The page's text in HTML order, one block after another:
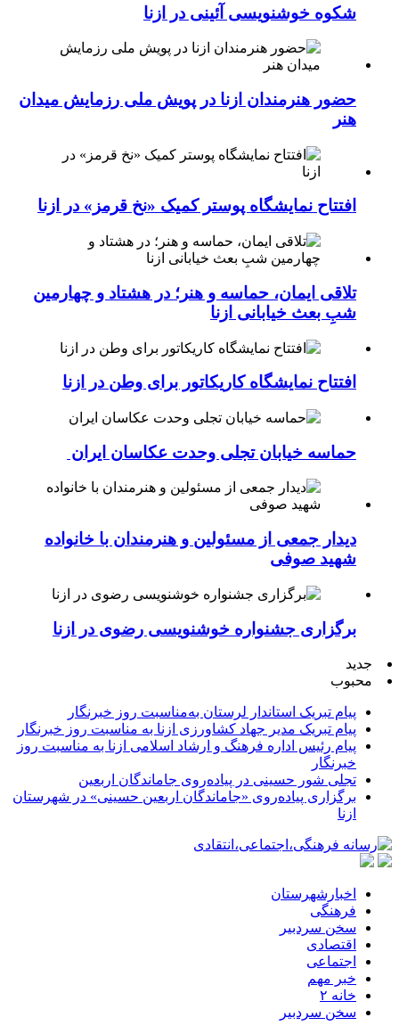
شکوه خوشنویسی آئینی در ازنا
حضور هنرمندان ازنا در پویش ملی رزمایش میدان
هنر
افتتاح نمایشگاه پوستر کمیک «نخ قرمز» در ازنا
تلاقی ایمان، حماسه و هنر؛ در هشتاد و چهارمین
شبِ بعث خیابانی ازنا
افتتاح نمایشگاه کاریکاتور برای وطن در ازنا
حماسه خیابان تجلی وحدت عکاسان ایران
دیدار جمعی از مسئولین و هنرمندان با خانواده
شهید صوفی
برگزاری جشنواره خوشنویسی رضوی در ازنا
جدید
محبوب
پیام تبریک استاندار لرستان به‌مناسبت روز خبرنگار
پیام تبریک مدیر جهاد کشاورزی ازنا به مناسبت روز خبرنگار
پیام رئیس اداره فرهنگ و ارشاد اسلامی ازنا به مناسبت روز
خبرنگار
تجلی شور حسینی در پیاده‌روی جاماندگان اربعین
برگزاری پیاده‌روی «جاماندگان اربعین حسینی» در شهرستان
ازنا
اخبارشهرستان
فرهنگی
سخن سردبیر
اقتصادی
اجتماعی
خبر مهم
خانه ۲
سخن سردبیر